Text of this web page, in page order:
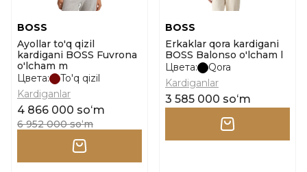
BOSS
Ayollar to'q qizil
kardigani BOSS Fuvrona
o'lcham m
Цвета:
To'q qizil
Kardiganlar
4 866 000 soʻm
6 952 000 soʻm
BOSS
Erkaklar qora kardigani
BOSS Balonso o'lcham l
Цвета:
Qora
Kardiganlar
3 585 000 soʻm